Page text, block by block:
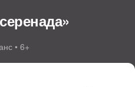
• 6+